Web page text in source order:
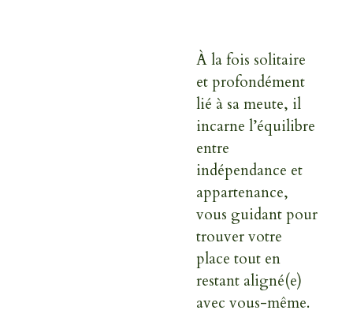
À la fois solitaire
et profondément
lié à sa meute, il
incarne l’équilibre
entre
indépendance et
appartenance,
vous guidant pour
trouver votre
place tout en
restant aligné(e)
avec vous-même.